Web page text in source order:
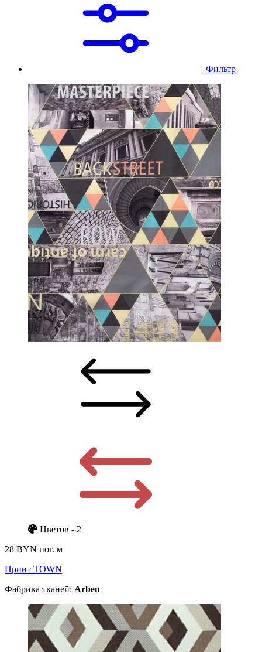
Фильтр
Цветов - 2
28 BYN пог. м
Принт TOWN
Фабрика тканей: Arben